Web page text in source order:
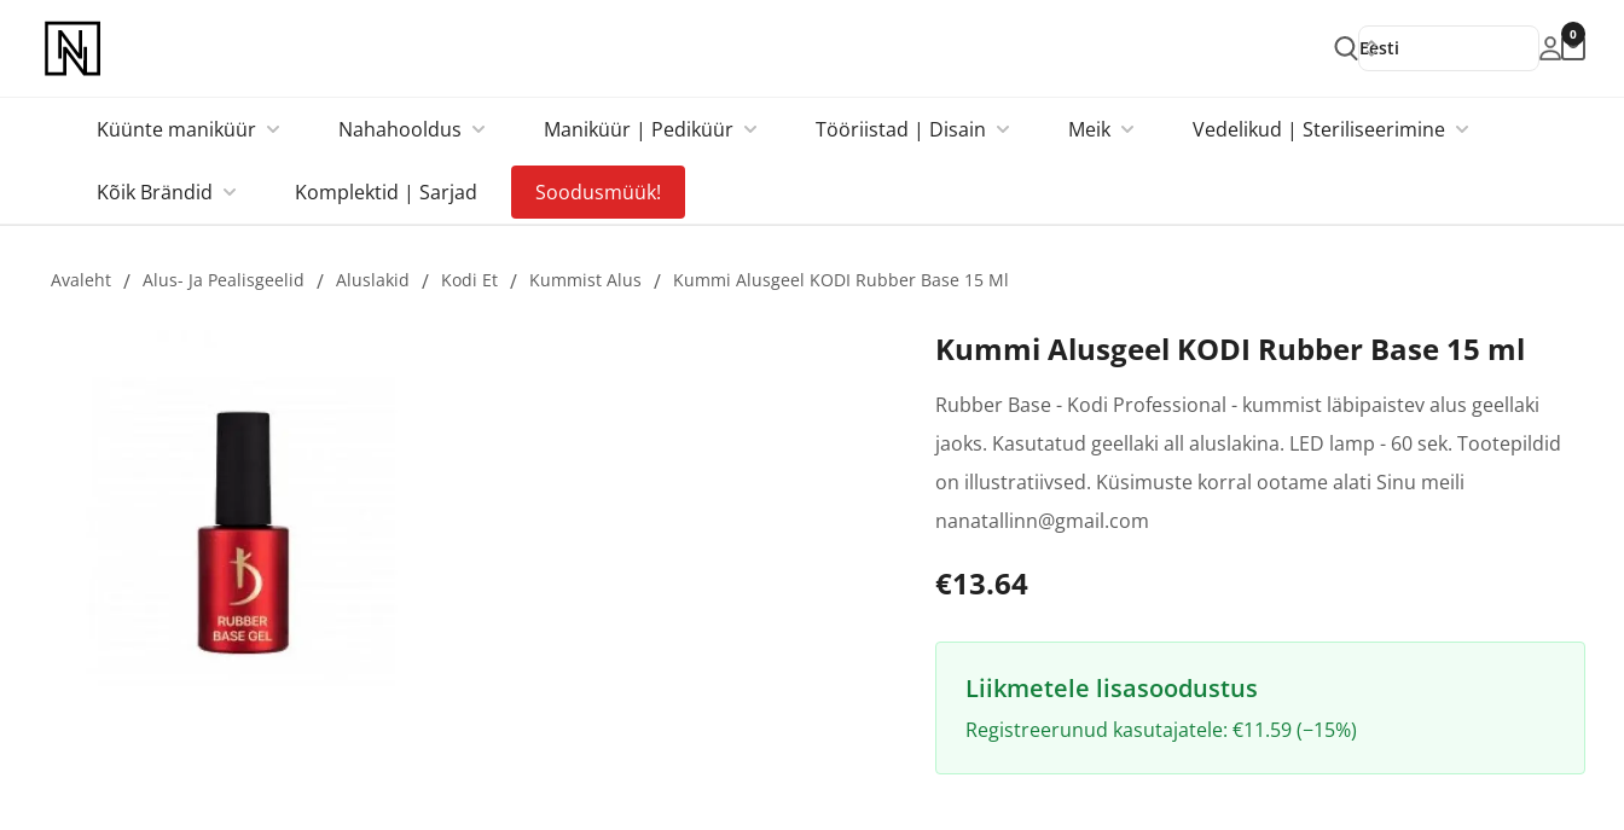
Eesti
0
Küünte maniküür Nahahooldus Maniküür | Pediküür Tööriistad | Disain Meik Vedelikud | Steriliseerimine
Kõik Brändid Komplektid | Sarjad Soodusmüük!
Avaleht / Alus- Ja Pealisgeelid / Aluslakid / Kodi Et / Kummist Alus / Kummi Alusgeel KODI Rubber Base 15 Ml
Kummi Alusgeel KODI Rubber Base 15 ml
Rubber Base - Kodi Professional - kummist läbipaistev alus geellaki
jaoks. Kasutatud geellaki all aluslakina. LED lamp - 60 sek. Tootepildid
on illustratiivsed. Küsimuste korral ootame alati Sinu meili
nanatallinn@gmail.com
€13.64
Liikmetele lisasoodustus
Registreerunud kasutajatele: €11.59 (−15%)